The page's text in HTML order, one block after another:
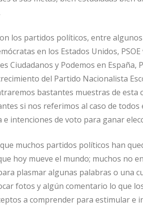
los partidos políticos, entre
en los Estados Unidos,
Ciudadanos y Podemos en España,
del Partido Nacionalista
bastantes muestras de esta
si nos referimos al caso de
intenciones de voto para ganar
muchos partidos políticos han
hoy mueve el mundo; muchos no
plasmar algunas palabras o una
fotos y algún comentario lo que
a comprender para estimular e